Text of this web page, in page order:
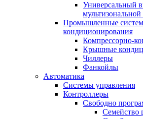
Универсальный
Промышленные
кондиционирования
Компрессорно-
Крышные
Чиллеры
Фанкойлы
Автоматика
Системы управления
Контроллеры
Свободно
Семейство